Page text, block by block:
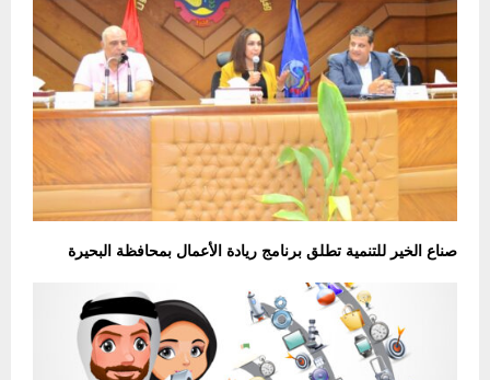
صناع الخير للتنمية تطلق برنامج ريادة الأعمال بمحافظة البحيرة